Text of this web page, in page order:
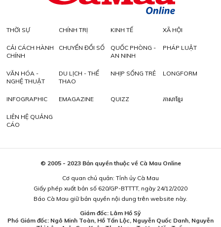
THỜI SỰ CHÍNH TRỊ KINH TẾ XÃ HỘI
CẢI CÁCH HÀNH
CHÍNH
CHUYỂN ĐỔI SỐ
QUỐC PHÒNG -
AN NINH
PHÁP LUẬT
VĂN HÓA -
NGHỆ THUẬT
DU LỊCH - THỂ
THAO
NHỊP SỐNG TRẺ LONGFORM
INFOGRAPHIC EMAGAZINE QUIZZ ភាសាខ្មែរ
LIÊN HỆ QUẢNG
CÁO
© 2005 - 2023 Bản quyền thuộc về Cà Mau Online
Cơ quan chủ quản: Tỉnh ủy Cà Mau
Giấy phép xuất bản số 620/GP-BTTTT, ngày 24/12/2020
Báo Cà Mau giữ bản quyền nội dung trên website này.
Giám đốc: Lâm Hồ Sỹ
Phó Giám đốc: Ngô Minh Toàn, Hồ Tấn Lộc, Nguyễn Quốc Danh, Nguyễn